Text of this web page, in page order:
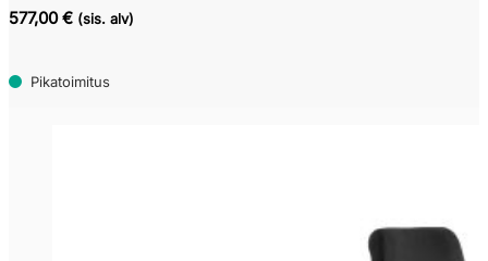
577,00 € (sis. alv)
Pikatoimitus